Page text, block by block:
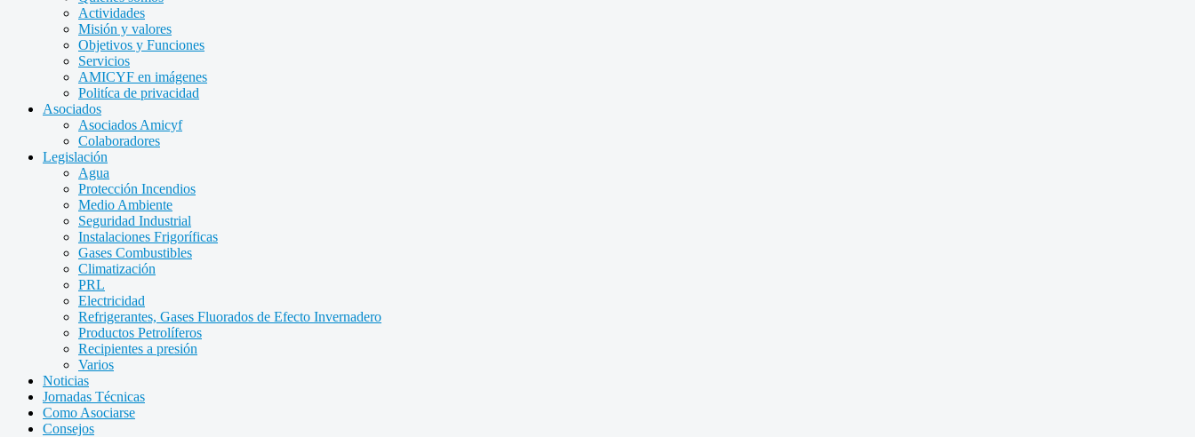
Actividades
Misión y valores
Objetivos y Funciones
Servicios
AMICYF en imágenes
Politíca de privacidad
Asociados
Asociados Amicyf
Colaboradores
Legislación
Agua
Protección Incendios
Medio Ambiente
Seguridad Industrial
Instalaciones Frigoríficas
Gases Combustibles
Climatización
PRL
Electricidad
Refrigerantes, Gases Fluorados de Efecto Invernadero
Productos Petrolíferos
Recipientes a presión
Varios
Noticias
Jornadas Técnicas
Como Asociarse
Consejos